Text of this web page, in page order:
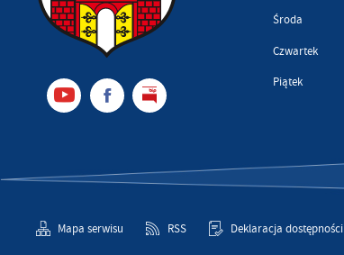
Środa
Czwartek
Piątek
Mapa serwisu RSS Deklaracja dostępności